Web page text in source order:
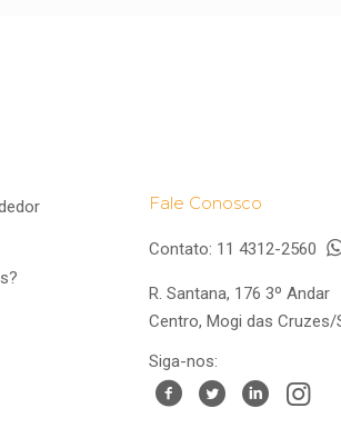
Fale Conosco
Contato: 11 4312-2560
R. Santana, 176 3º Andar
Centro, Mogi das Cruzes/
Siga-nos: